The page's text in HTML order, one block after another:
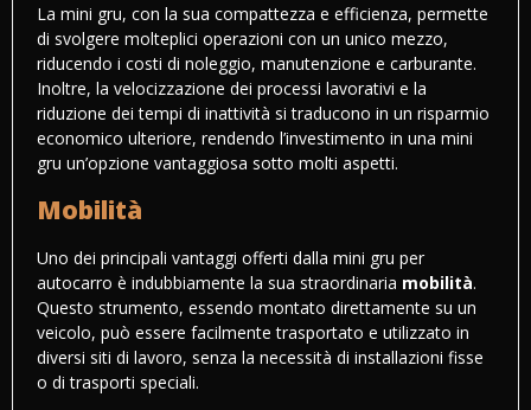
La mini gru, con la sua compattezza e efficienza, permette
di svolgere molteplici operazioni con un unico mezzo,
riducendo i costi di noleggio, manutenzione e carburante.
Inoltre, la velocizzazione dei processi lavorativi e la
riduzione dei tempi di inattività si traducono in un risparmio
economico ulteriore, rendendo l’investimento in una mini
gru un’opzione vantaggiosa sotto molti aspetti.
Mobilità
Uno dei principali vantaggi offerti dalla mini gru per
autocarro è indubbiamente la sua straordinaria mobilità.
Questo strumento, essendo montato direttamente su un
veicolo, può essere facilmente trasportato e utilizzato in
diversi siti di lavoro, senza la necessità di installazioni fisse
o di trasporti speciali.